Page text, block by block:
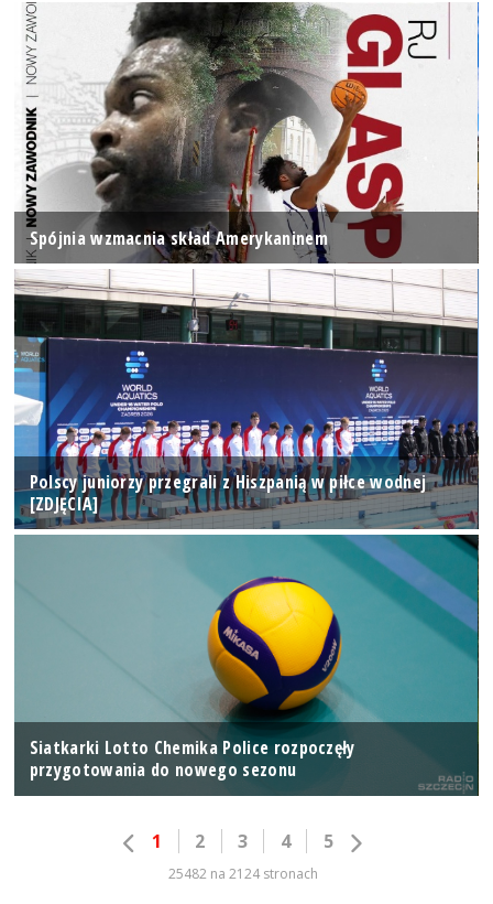
Spójnia wzmacnia skład Amerykaninem
Polscy juniorzy przegrali z Hiszpanią w piłce wodnej
[ZDJĘCIA]
Siatkarki Lotto Chemika Police rozpoczęły
przygotowania do nowego sezonu
1 2 3 4 5
25482 na 2124 stronach